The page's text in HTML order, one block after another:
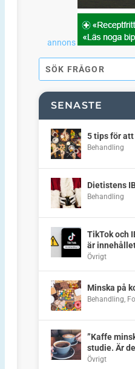
annons
SENASTE
5 tips för
Behandling
Dietistens
Behandling
TikTok och
är
Övrigt
Minska på
Behandling,
”Kaffe
studie. Är
Övrigt